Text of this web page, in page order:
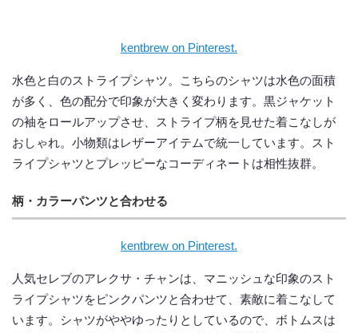
kentbrew on Pinterest.
水色と白のストライプシャツ。こちらのシャツは水色の面積
が多く、色の配分で印象が大きく変わります。黒ジャケット
の袖をロールアップさせ、ストライプ柄を見せた着こなしが
おしゃれ。小物類はレザーアイテムで統一しています。スト
ライプシャツとプレッピーなコーディネートは相性抜群。
柄・カラーパンツと合わせる
kentbrew on Pinterest.
人気セレブのアレクサ・チャンは、マニッシュな印象のスト
ライプシャツをピンクパンツと合わせて、素敵に着こなして
います。シャツがややゆったりとしているので、ボトムスは